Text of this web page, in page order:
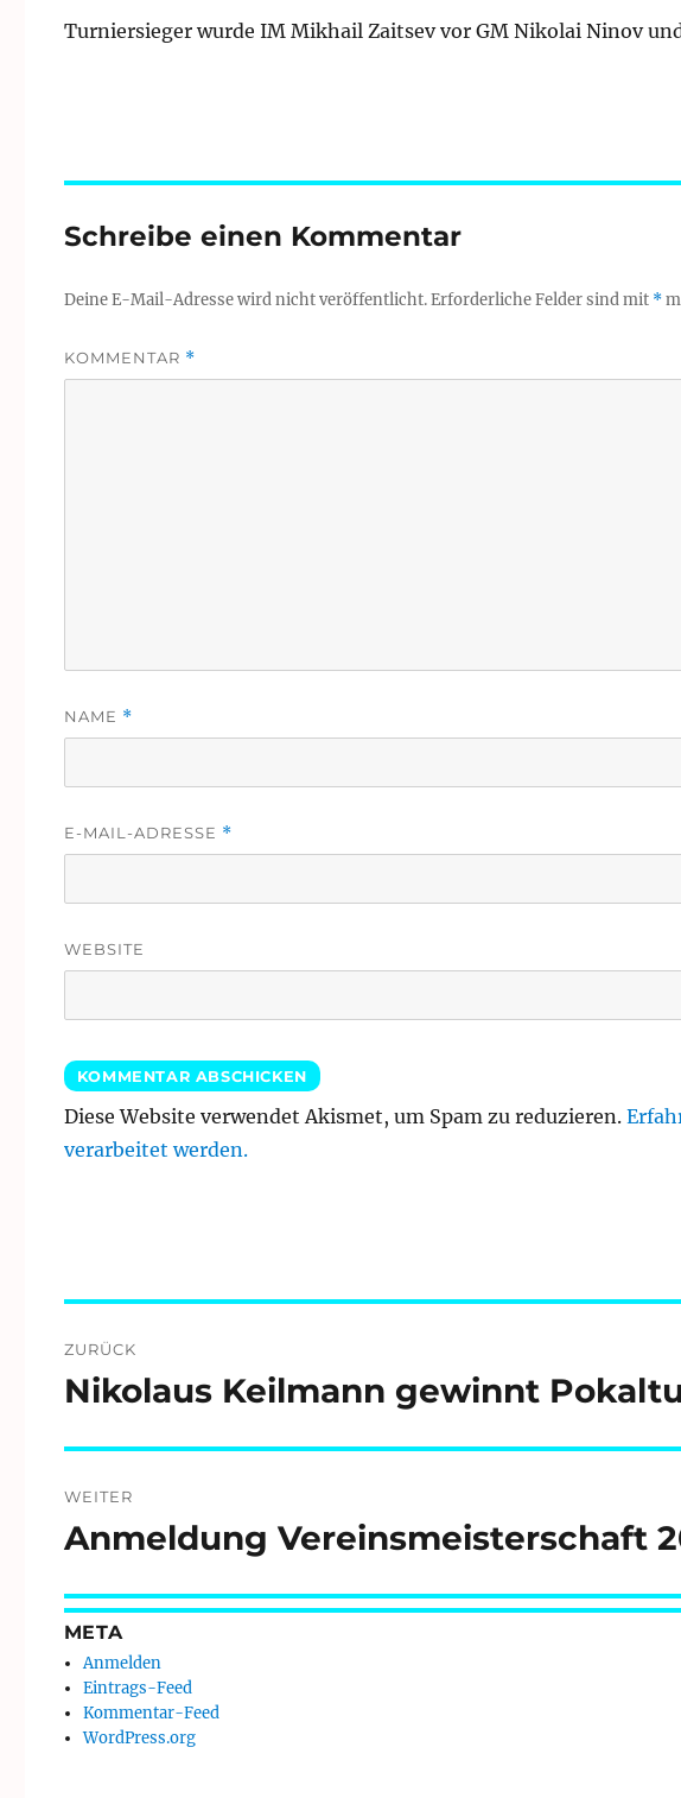
Turniersieger wurde IM Mikhail Zaitsev vor GM Nikolai Ninov
Schreibe einen Kommentar
Deine E-Mail-Adresse wird nicht veröffentlicht. Erforderliche Felder sind mit *
KOMMENTAR *
NAME *
E-MAIL-ADRESSE *
WEBSITE
Diese Website verwendet Akismet, um Spam zu reduzieren.
verarbeitet werden.
ZURÜCK
Vorheriger
Nikolaus Keilmann gewinnt
WEITER
Nächster
Anmeldung Vereinsmeisterschaft
META
Anmelden
Eintrags-Feed
Kommentar-Feed
WordPress.org